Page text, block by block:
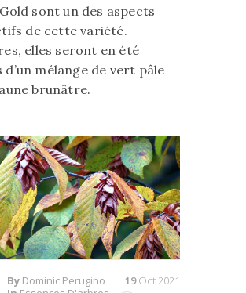
Gold sont un des aspects
de cette variété.
elles seront en été
d’un mélange de vert pâle
brunâtre.
By Dominic Perugino
19Oct 2021